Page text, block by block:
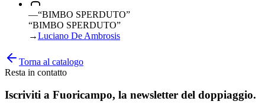
—“BIMBO SPERDUTO”
“BIMBO SPERDUTO”
→Luciano De Ambrosis
Torna al catalogo
Resta in contatto
Iscriviti a Fuoricampo, la newsletter del doppiaggio.